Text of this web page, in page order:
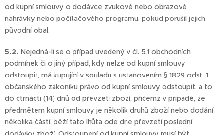
od kupní smlouvy o dodávce zvukové nebo obrazové
nahrávky nebo počítačového programu, pokud porušil jejich
původní obal.
5.2. Nejedná-li se o případ uvedený v čl. 5.1 obchodních
podmínek či o jiný případ, kdy nelze od kupní smlouvy
odstoupit, má kupující v souladu s ustanovením § 1829 odst. 1
občanského zákoníku právo od kupní smlouvy odstoupit, a to
do čtrnácti (14) dnů od převzetí zboží, přičemž v případě, že
předmětem kupní smlouvy je několik druhů zboží nebo dodání
několika částí, běží tato lhůta ode dne převzetí poslední